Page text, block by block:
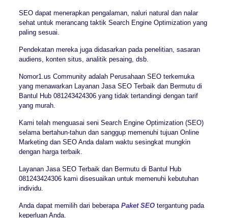
SEO dapat menerapkan pengalaman, naluri natural dan nalar
sehat untuk merancang taktik Search Engine Optimization yang
paling sesuai.
Pendekatan mereka juga didasarkan pada penelitian, sasaran
audiens, konten situs, analitik pesaing, dsb.
Nomor1.us Community adalah Perusahaan SEO terkemuka
yang menawarkan Layanan Jasa SEO Terbaik dan Bermutu di
Bantul Hub 081243424306 yang tidak tertandingi dengan tarif
yang murah.
Kami telah menguasai seni Search Engine Optimization (SEO)
selama bertahun-tahun dan sanggup memenuhi tujuan Online
Marketing dan SEO Anda dalam waktu sesingkat mungkin
dengan harga terbaik.
Layanan Jasa SEO Terbaik dan Bermutu di Bantul Hub
081243424306 kami disesuaikan untuk memenuhi kebutuhan
individu.
Anda dapat memilih dari beberapa Paket SEOtergantung pada
keperluan Anda.